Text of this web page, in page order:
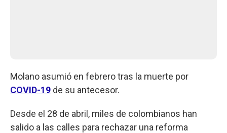
Molano asumió en febrero tras la muerte por
COVID-19 de su antecesor.
Desde el 28 de abril, miles de colombianos han
salido a las calles para rechazar una reforma